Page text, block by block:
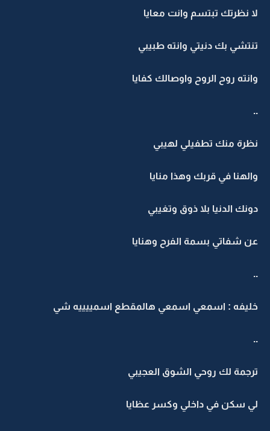
لا نظرتك تبتسم وانت معايا
تنتشي بك دنيتي وانته طبيبي
وانته روح الروح واوصالك كفايا
..
نظرة منك تطفيلي لهيبي
والهنا في قربك وهذا منايا
دونك الدنيا بلا ذوق وتغيبي
عن شفاتي بسمة الفرح وهنايا
..
خليفه : اسمعي اسمعي هالمقطع اسمييييه شي
..
ترجمة لك روحي الشوق العجيبي
لي سكن في داخلي وكسر عظايا